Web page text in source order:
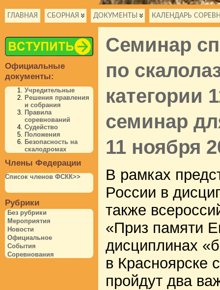
ГЛАВНАЯ СБОРНАЯ ДОКУМЕНТЫ КАЛЕНДАРЬ
Официальные
документы:
Учредительные
Решения правления
и собрания
Правила
соревнований
Судейство
Положения
Безопасность на
скалодромах
Члены Федерации
Список членов ФСКК>>
Рубрики
Без рубрики
Мероприятия
Новости
Официальное
События
Соревнования
Cеминар
по
категории
семинар
11 ноября
В рамках
России в
также
«Приз памяти
дисциплинах
в Красноярске
пройдут два